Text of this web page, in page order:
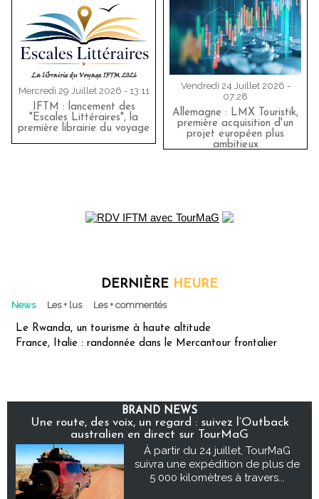
Mercredi 29 Juillet 2026 - 13:11
IFTM : lancement des
"Escales Littéraires", la
première librairie du voyage
Vendredi 24 Juillet 2026 -
07:28
Allemagne : LMX Touristik,
première acquisition d'un
projet européen plus
ambitieux
DERNIÈRE HEURE
News Les + lus Les + commentés
Le Rwanda, un tourisme à haute altitude
France, Italie : randonnée dans le Mercantour frontalier
BRAND NEWS
Une route, des voix, un regard : suivez l’Outback
australien en direct sur TourMaG
À partir du 24 juillet, TourMaG
suivra une expédition de plus de
5 000 kilomètres à travers...